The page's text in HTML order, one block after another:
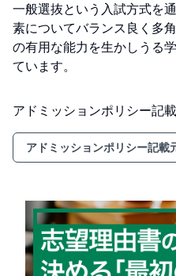
一般選抜という入試方式を
素についてバランス良く多
の有用な能力を生かしうる
ています。
アドミッションポリシー記
アドミッションポリシー記載